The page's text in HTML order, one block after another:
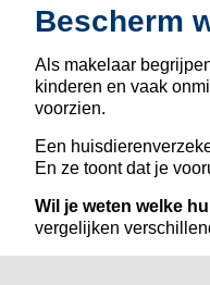
Bescherm
Als makelaar
kinderen en vaak
voorzien.
Een
En ze toont dat je
Wil je weten welke
vergelijken